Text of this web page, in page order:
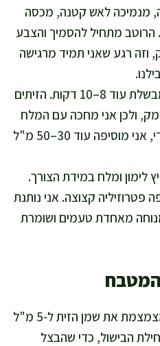
מנמיכה לאש קטנה, מכסה
15 דקות. הרוטב מתחיל להסמיך והצבע
וזה רגע שאני תמיד מרגישה
אני מוסיפה את הזיתים ומבשלת עוד 8–10 דקות. הזיתים
ולכן אני מחכה עם המלח
לסוף. אם הרוטב סמיך מדי, אני מוסיפה עוד 30–50 מ"ל
לימון ומלח במידת הצורך.
פטרוזיליה קצוצה. אני נותנת
כי המנוחה מאחדת טעמים ושומרת
לגרסה דל שומן במיוחד אני מצמצמת את שמן הזית ל-5 מ"ל
מים בתחילת הבישול, כדי שהבצל